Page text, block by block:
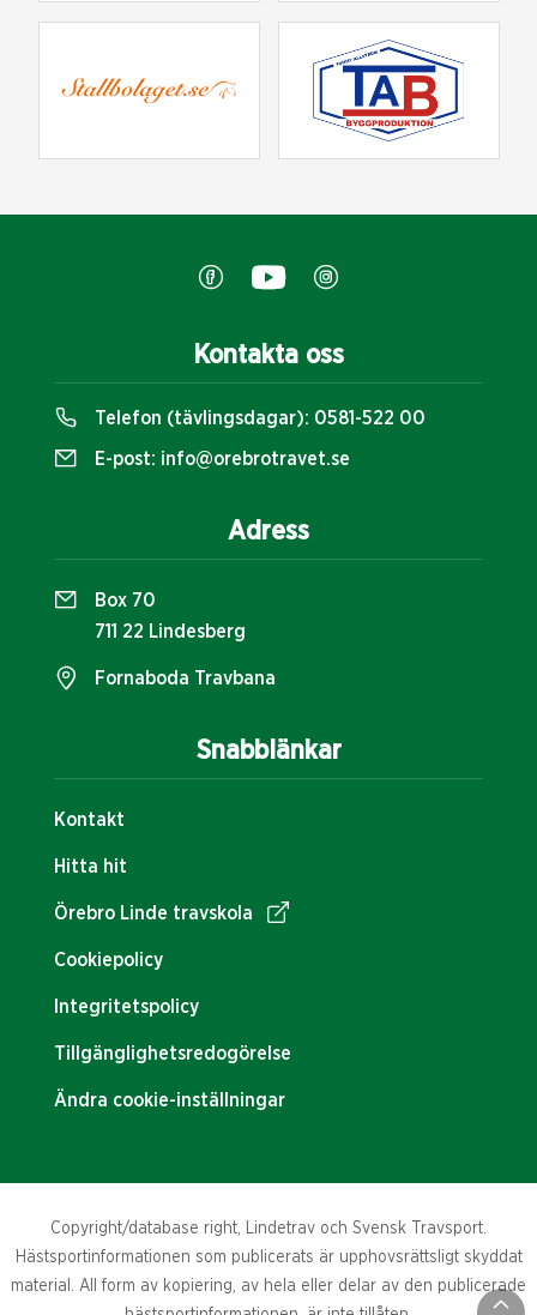
Snabblänkar
Kontakt
Hitta hit
Örebro Linde travskola
Cookiepolicy
Integritetspolicy
Tillgänglighetsredogörelse
Ändra cookie-inställningar
Kontakta oss
Telefon (tävlingsdagar): 0581-522 00
E-post: info@orebrotravet.se
Adress
Box 70
711 22 Lindesberg
Fornaboda Travbana
Copyright/database right, Lindetrav och Svensk Travsport.
Hästsportinformationen som publicerats är upphovsrättsligt skyddat
material. All form av kopiering, av hela eller delar av den publicerade